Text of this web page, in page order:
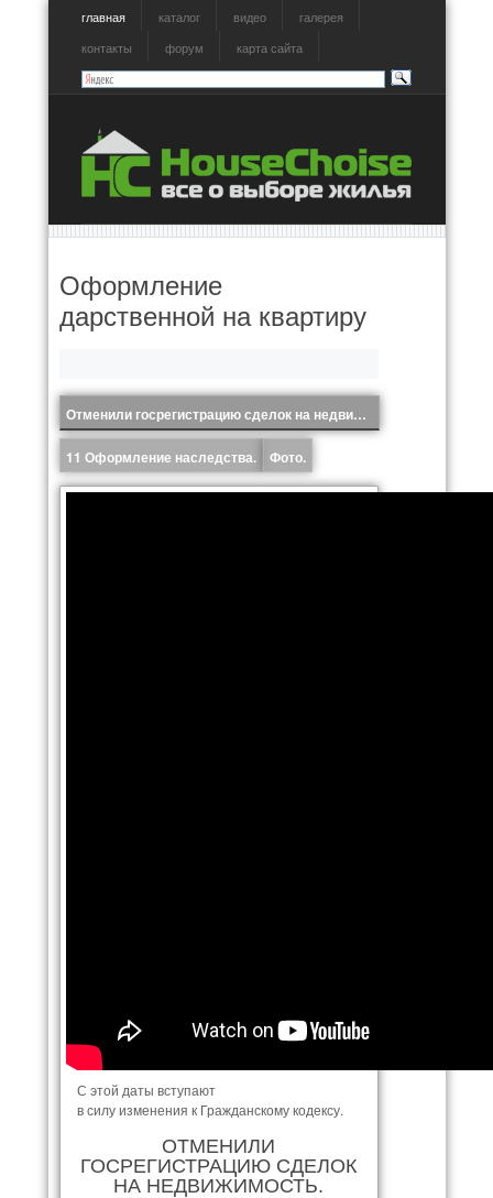
главная каталог видео
галерея
контакты
форум карта сайта
Оформление
дарственной на квартиру
Отменили госрегистрацию сделок на недвижимость.
11 Оформление наследства. Фото.
С этой даты вступают
в силу изменения к Гражданскому кодексу.
ОТМЕНИЛИ
ГОСРЕГИСТРАЦИЮ СДЕЛОК
НА НЕДВИЖИМОСТЬ.